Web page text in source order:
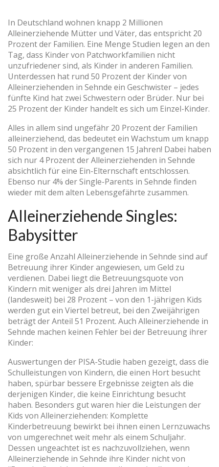
In Deutschland wohnen knapp 2 Millionen
Alleinerziehende Mütter und Väter, das entspricht 20
Prozent der Familien. Eine Menge Studien legen an den
Tag, dass Kinder von Patchworkfamilien nicht
unzufriedener sind, als Kinder in anderen Familien.
Unterdessen hat rund 50 Prozent der Kinder von
Alleinerziehenden in Sehnde ein Geschwister – jedes
fünfte Kind hat zwei Schwestern oder Brüder. Nur bei
25 Prozent der Kinder handelt es sich um Einzel-Kinder.
Alles in allem sind ungefähr 20 Prozent der Familien
alleinerziehend, das bedeutet ein Wachstum um knapp
50 Prozent in den vergangenen 15 Jahren! Dabei haben
sich nur 4 Prozent der Alleinerziehenden in Sehnde
absichtlich für eine Ein-Elternschaft entschlossen.
Ebenso nur 4% der Single-Parents in Sehnde finden
wieder mit dem alten Lebensgefährte zusammen.
Alleinerziehende Singles:
Babysitter
Eine große Anzahl Alleinerziehende in Sehnde sind auf
Betreuung ihrer Kinder angewiesen, um Geld zu
verdienen. Dabei liegt die Betreuungsquote von
Kindern mit weniger als drei Jahren im Mittel
(landesweit) bei 28 Prozent – von den 1-jährigen Kids
werden gut ein Viertel betreut, bei den Zweijährigen
beträgt der Anteil 51 Prozent. Auch Alleinerziehende in
Sehnde machen keinen Fehler bei der Betreuung ihrer
Kinder:
Auswertungen der PISA-Studie haben gezeigt, dass die
Schulleistungen von Kindern, die einen Hort besucht
haben, spürbar bessere Ergebnisse zeigten als die
derjenigen Kinder, die keine Einrichtung besucht
haben. Besonders gut waren hier die Leistungen der
Kids von Alleinerziehenden: Komplette
Kinderbetreuung bewirkt bei ihnen einen Lernzuwachs
von umgerechnet weit mehr als einem Schuljahr.
Dessen ungeachtet ist es nachzuvollziehen, wenn
Alleinerziehende in Sehnde ihre Kinder nicht von